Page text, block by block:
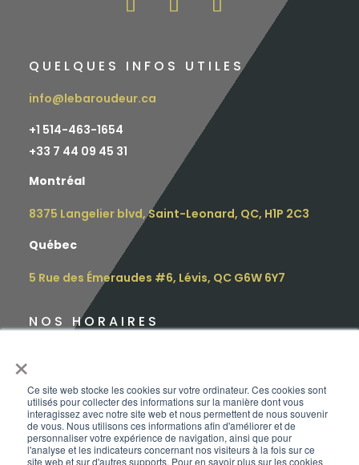
×
Ce site web stocke les cookies sur votre ordinateur. Ces cookies sont
utilisés pour collecter des informations sur la manière dont vous
interagissez avec notre site web et nous permettent de nous souvenir
de vous. Nous utilisons ces informations afin d'améliorer et de
personnaliser votre expérience de navigation, ainsi que pour
l'analyse et les indicateurs concernant nos visiteurs à la fois sur ce
site web et sur d'autres supports. Pour en savoir plus sur les cookies
QUELQUES INFOS UTILES
info@lebaroudeur.ca
+1 514-463-1654
+33 7 44 09 45 31
Montréal
8375 Langelier blvd, Saint-Leonard, QC, H1P 2C3
Québec
5 Rue des Émeraudes #6, Lévis, QC G6W 6Y7
NOS HORAIRES
Mardi : 9h – 16h30
Mercredi : 12h – 17h
Jeudi : 10h – 18h